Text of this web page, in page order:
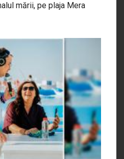
mării, pe plaja Mera